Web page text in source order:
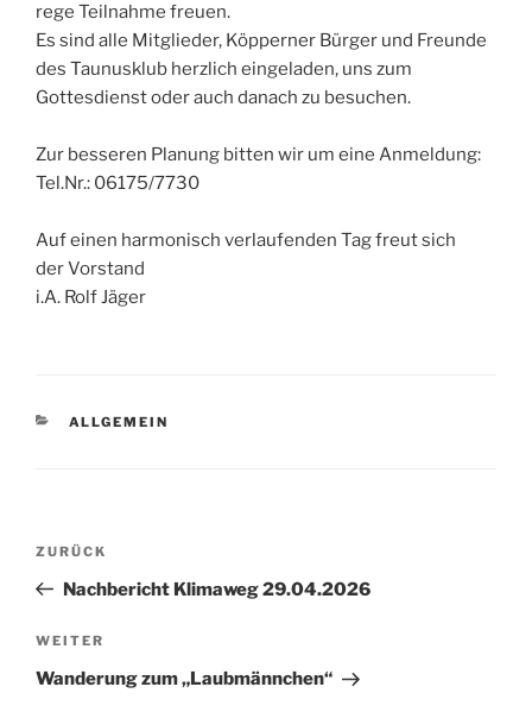
rege Teilnahme freuen.
Es sind alle Mitglieder, Köpperner Bürger und Freunde
des Taunusklub herzlich eingeladen, uns zum
Gottesdienst oder auch danach zu besuchen.
Zur besseren Planung bitten wir um eine Anmeldung:
Tel.Nr.: 06175/7730
Auf einen harmonisch verlaufenden Tag freut sich
der Vorstand
i.A. Rolf Jäger
KATEGORIEN
ALLGEMEIN
Beitragsnavigation
Vorheriger
Beitrag
ZURÜCK
Nachbericht Klimaweg 29.04.2026
Nächster
Beitrag
WEITER
Wanderung zum „Laubmännchen“